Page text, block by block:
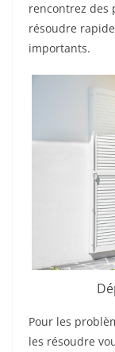
rencontrez des
résoudre
importants.
Pour les
les résoudre